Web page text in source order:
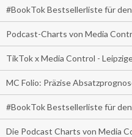
#BookTok Bestsellerliste für
Podcast-Charts von Media
TikTok x Media Control -
MC Folio: Präzise
#BookTok Bestsellerliste für
Die Podcast Charts von Media